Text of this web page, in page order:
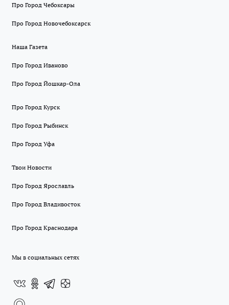
Про Город Чебоксары
Про Город Новочебоксарск
Наша Газета
Про Город Иваново
Про Город Йошкар-Ола
Про Город Курск
Про Город Рыбинск
Про Город Уфа
Твои Новости
Про Город Ярославль
Про Город Владивосток
Про Город Краснодара
Мы в социальных сетях